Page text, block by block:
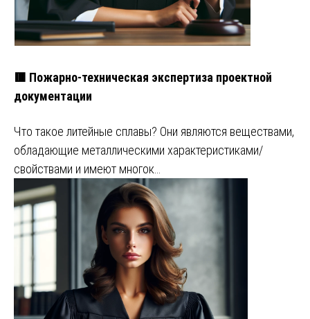
🟥 Пожарно-техническая экспертиза проектной
документации
Что такое литейные сплавы? Они являются веществами,
обладающие металлическими характеристиками/
свойствами и имеют многок…